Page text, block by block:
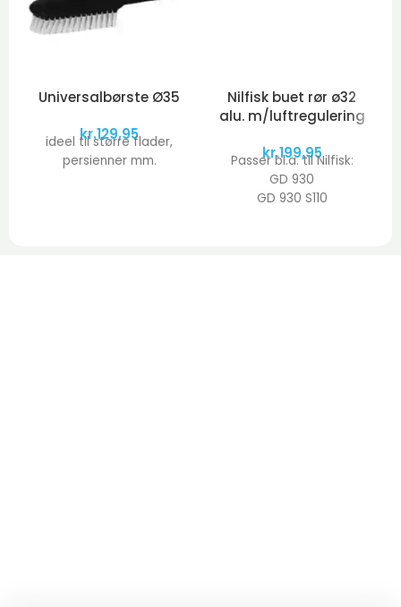
Universalbørste Ø35
kr.129,95
ideel til større flader,
persienner mm.
Nilfisk buet rør ø32
alu. m/luftregulering
kr.199,95
Passer bl.a. til Nilfisk:
GD 930
GD 930 S110